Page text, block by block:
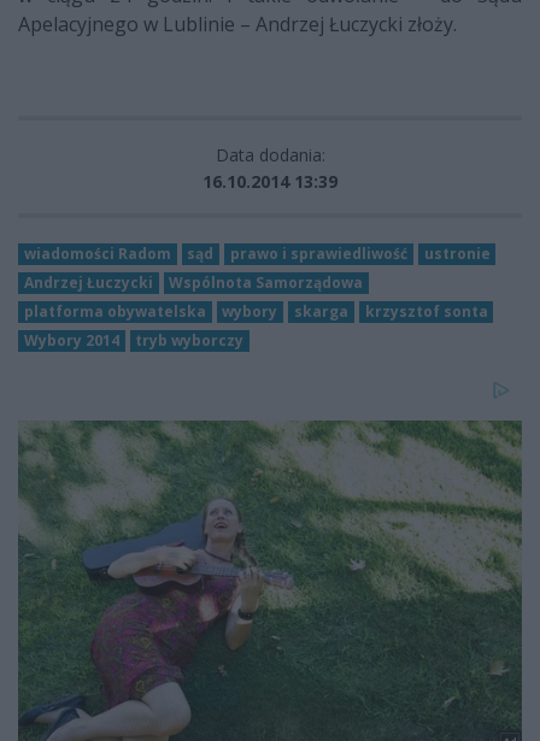
Apelacyjnego w Lublinie – Andrzej Łuczycki złoży.
Data dodania:
16.10.2014 13:39
wiadomości Radom sąd prawo i sprawiedliwość
ustronie
Andrzej Łuczycki
Wspólnota Samorządowa
platforma obywatelska
wybory skarga
krzysztof sonta
Wybory 2014
tryb wyborczy